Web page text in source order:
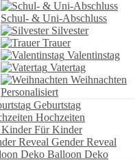
Schul- & Uni-Abschluss
Silvester
Trauer
Valentinstag
Vatertag
Weihnachten
Personalisiert
Geburtstag
Hochzeiten
Für Kinder
Gender Reveal
Balloon Deko